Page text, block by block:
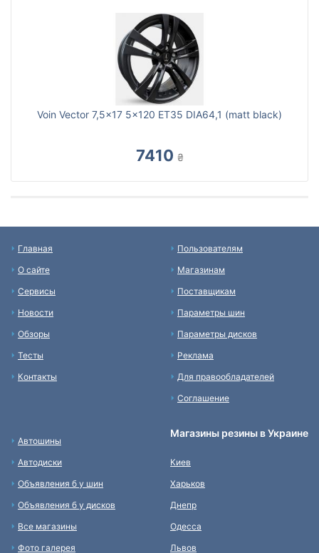
Voin Vector 7,5x17 5x120 ET35 DIA64,1 (matt black)
7410 ₴
Главная
О сайте
Сервисы
Новости
Обзоры
Тесты
Контакты
Пользователям
Магазинам
Поставщикам
Параметры шин
Параметры дисков
Реклама
Для правообладателей
Соглашение
Автошины
Автодиски
Объявления б у шин
Объявления б у дисков
Все магазины
Фото галерея
Магазины резины в Украине
Киев
Харьков
Днепр
Одесса
Львов